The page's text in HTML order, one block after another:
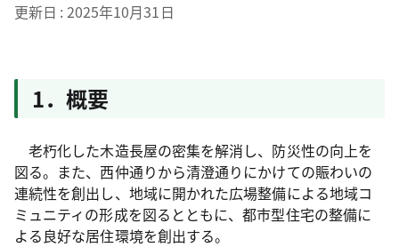
更新日 2025年10月31日
1．概要
老朽化した木造長屋の密集を解消し、防災性の向上を
図る。また、西仲通りから清澄通りにかけての賑わいの
連続性を創出し、地域に開かれた広場整備による地域コ
ミュニティの形成を図るとともに、都市型住宅の整備に
よる良好な居住環境を創出する。